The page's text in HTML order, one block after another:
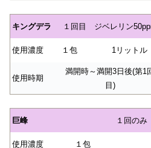
キングデラ １回目 ジベレリン
使用濃度 １包 1リットル
使用時期
満開時～満開3日後(第1
目)
巨峰 １回の
使用濃度 １包